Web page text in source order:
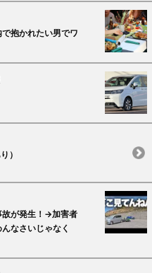
抱かれたい男でワ
）
故が発生！→加害者
なさいじゃなく